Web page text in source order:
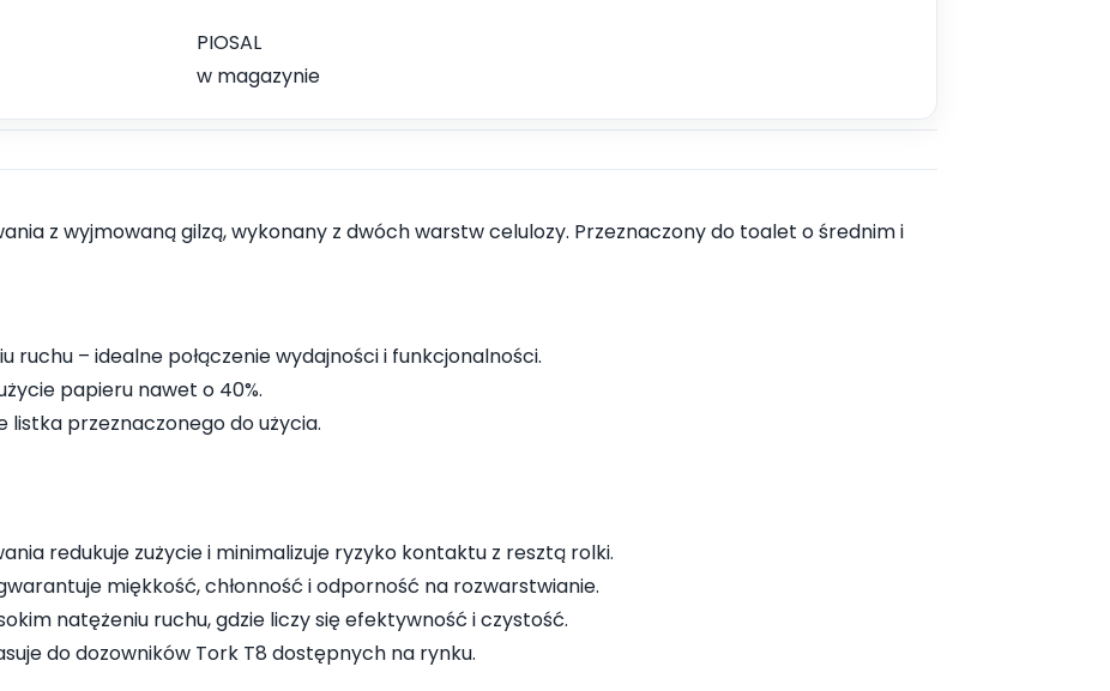
PIOSAL
w magazynie
z wyjmowaną gilzą, wykonany z dwóch warstw celulozy. Przeznaczony do toalet o średnim i
– idealne połączenie wydajności i funkcjonalności.
papieru nawet o 40%.
listka przeznaczonego do użycia.
redukuje zużycie i minimalizuje ryzyko kontaktu z resztą rolki.
miękkość, chłonność i odporność na rozwarstwianie.
natężeniu ruchu, gdzie liczy się efektywność i czystość.
do dozowników Tork T8 dostępnych na rynku.